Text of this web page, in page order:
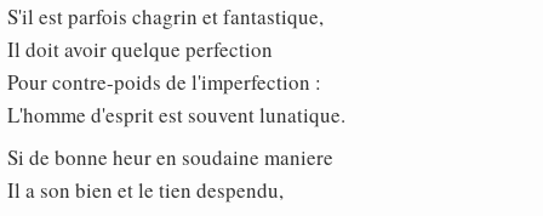
S'il est parfois chagrin et fantastique,
Il doit avoir quelque perfection
Pour contre-poids de l'imperfection :
L'homme d'esprit est souvent lunatique.
Si de bonne heur en soudaine maniere
Il a son bien et le tien despendu,